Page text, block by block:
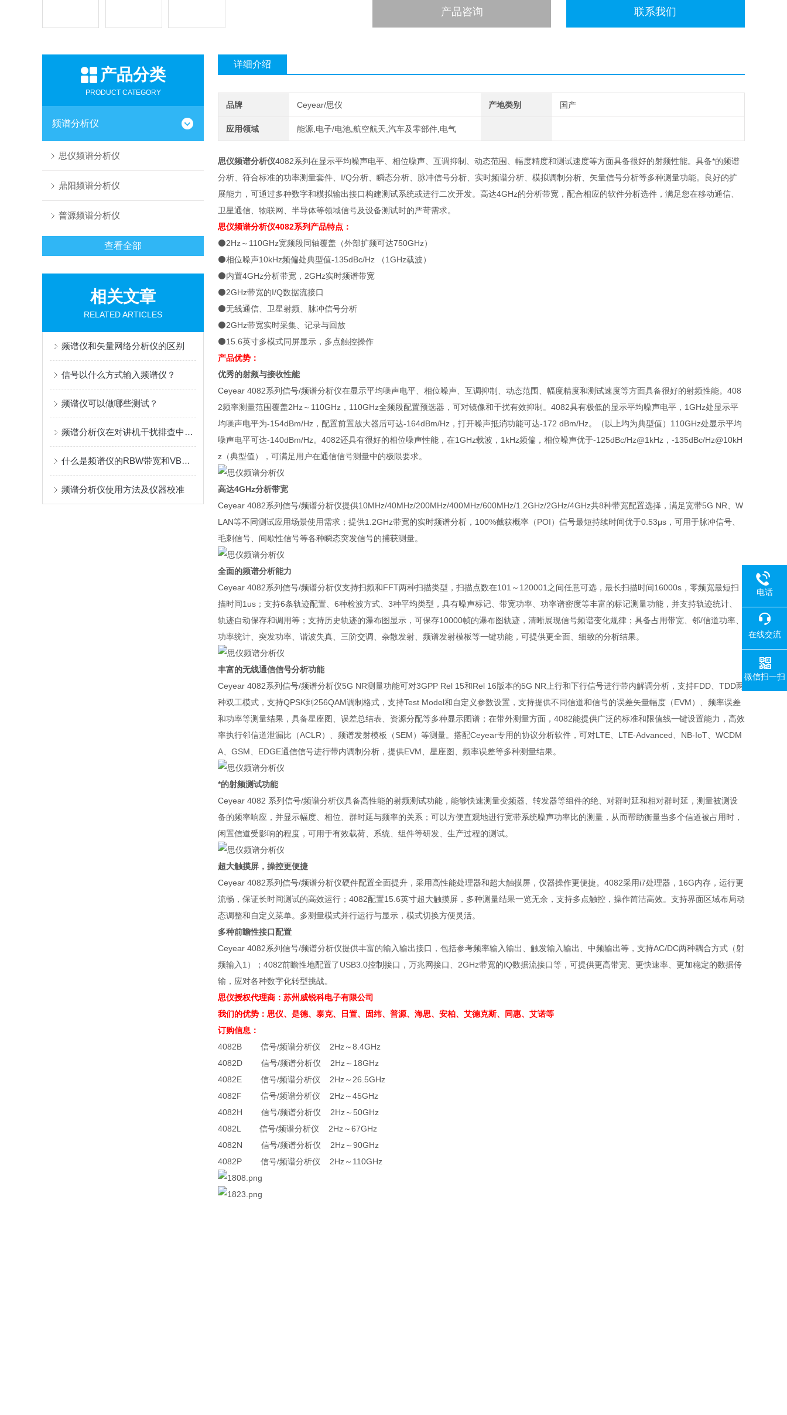
产品咨询 联系我们
产品分类
PRODUCT CATEGORY
频谱分析仪
思仪频谱分析仪
鼎阳频谱分析仪
普源频谱分析仪
查看全部
相关文章
RELATED ARTICLES
频谱仪和矢量网络分析仪的区别
信号以什么方式输入频谱仪？
频谱仪可以做哪些测试？
频谱分析仪在对讲机干扰排查中的应用指南
什么是频谱仪的RBW带宽和VBW带宽?有什么区别？
频谱分析仪使用方法及仪器校准
详细介绍
品牌 Ceyear/思仪 产地类别 国产
应用领域 能源,电子/电池,航空航天,汽车及零部件,电气
思仪频谱分析仪4082系列在显示平均噪声电平、相位噪声、互调抑制、动态范围、幅度精度和测试速度等方面具备很好的射频性能。具备*的频谱
分析、符合标准的功率测量套件、I/Q分析、瞬态分析、脉冲信号分析、实时频谱分析、模拟调制分析、矢量信号分析等多种测量功能。良好的扩
展能力，可通过多种数字和模拟输出接口构建测试系统或进行二次开发。高达4GHz的分析带宽，配合相应的软件分析选件，满足您在移动通信、
卫星通信、物联网、半导体等领域信号及设备测试时的严苛需求。
思仪频谱分析仪4082系列 产品特点：
⚫2Hz～110GHz宽频段同轴覆盖（外部扩频可达750GHz）
⚫相位噪声10kHz频偏处典型值-135dBc/Hz （1GHz载波）
⚫内置4GHz分析带宽，2GHz实时频谱带宽
⚫2GHz带宽的I/Q数据流接口
⚫无线通信、卫星射频、脉冲信号分析
⚫2GHz带宽实时采集、记录与回放
⚫15.6英寸多模式同屏显示，多点触控操作
产品优势：
优秀的射频与接收性能
Ceyear 4082系列信号/频谱分析仪在显示平均噪声电平、相位噪声、互调抑制、动态范围、幅度精度和测试速度等方面具备很好的射频性能。408
2频率测量范围覆盖2Hz～110GHz，110GHz全频段配置预选器，可对镜像和干扰有效抑制。4082具有极低的显示平均噪声电平，1GHz处显示平
均噪声电平为-154dBm/Hz，配置前置放大器后可达-164dBm/Hz，打开噪声抵消功能可达-172 dBm/Hz。（以上均为典型值）110GHz处显示平均
噪声电平可达-140dBm/Hz。4082还具有很好的相位噪声性能，在1GHz载波，1kHz频偏，相位噪声优于-125dBc/Hz@1kHz，-135dBc/Hz@10kH
z（典型值），可满足用户在通信信号测量中的极限要求。
高达4GHz分析带宽
Ceyear 4082系列信号/频谱分析仪提供10MHz/40MHz/200MHz/400MHz/600MHz/1.2GHz/2GHz/4GHz共8种带宽配置选择，满足宽带5G NR、W
LAN等不同测试应用场景使用需求；提供1.2GHz带宽的实时频谱分析，100%截获概率（POI）信号最短持续时间优于0.53μs，可用于脉冲信号、
毛刺信号、间歇性信号等各种瞬态突发信号的捕获测量。
全面的频谱分析能力
Ceyear 4082系列信号/频谱分析仪支持扫频和FFT两种扫描类型，扫描点数在101～120001之间任意可选，最长扫描时间16000s，零频宽最短扫
描时间1us；支持6条轨迹配置、6种检波方式、3种平均类型，具有噪声标记、带宽功率、功率谱密度等丰富的标记测量功能，并支持轨迹统计、
轨迹自动保存和调用等；支持历史轨迹的瀑布图显示，可保存10000帧的瀑布图轨迹，清晰展现信号频谱变化规律；具备占用带宽、邻/信道功率、
功率统计、突发功率、谐波失真、三阶交调、杂散发射、频谱发射模板等一键功能，可提供更全面、细致的分析结果。
丰富的无线通信信号分析功能
Ceyear 4082系列信号/频谱分析仪5G NR测量功能可对3GPP Rel 15和Rel 16版本的5G NR上行和下行信号进行带内解调分析，支持FDD、TDD两
种双工模式，支持QPSK到256QAM调制格式，支持Test Model和自定义参数设置，支持提供不同信道和信号的误差矢量幅度（EVM）、频率误差
和功率等测量结果，具备星座图、误差总结表、资源分配等多种显示图谱；在带外测量方面，4082能提供广泛的标准和限值线一键设置能力，高效
率执行邻信道泄漏比（ACLR）、频谱发射模板（SEM）等测量。搭配Ceyear专用的协议分析软件，可对LTE、LTE-Advanced、NB-IoT、WCDM
A、GSM、EDGE通信信号进行带内调制分析，提供EVM、星座图、频率误差等多种测量结果。
*的射频测试功能
Ceyear 4082 系列信号/频谱分析仪具备高性能的射频测试功能，能够快速测量变频器、转发器等组件的绝、对群时延和相对群时延，测量被测设
备的频率响应，并显示幅度、相位、群时延与频率的关系；可以方便直观地进行宽带系统噪声功率比的测量，从而帮助衡量当多个信道被占用时，
闲置信道受影响的程度，可用于有效载荷、系统、组件等研发、生产过程的测试。
超大触摸屏，操控更便捷
Ceyear 4082系列信号/频谱分析仪硬件配置全面提升，采用高性能处理器和超大触摸屏，仪器操作更便捷。4082采用i7处理器，16G内存，运行更
流畅，保证长时间测试的高效运行；4082配置15.6英寸超大触摸屏，多种测量结果一览无余，支持多点触控，操作简洁高效。支持界面区域布局动
态调整和自定义菜单。多测量模式并行运行与显示，模式切换方便灵活。
多种前瞻性接口配置
Ceyear 4082系列信号/频谱分析仪提供丰富的输入输出接口，包括参考频率输入输出、触发输入输出、中频输出等，支持AC/DC两种耦合方式（射
频输入1）；4082前瞻性地配置了USB3.0控制接口，万兆网接口、2GHz带宽的IQ数据流接口等，可提供更高带宽、更快速率、更加稳定的数据传
输，应对各种数字化转型挑战。
思仪授权代理商：苏州威锐科电子有限公司
我们的优势：思仪、是德、泰克、日置、固纬、 普源、 海思、安柏、艾德克斯、同惠、艾诺等
订购信息：
4082B 信号/频谱分析仪 2Hz～8.4GHz
4082D 信号/频谱分析仪 2Hz～18GHz
4082E 信号/频谱分析仪 2Hz～26.5GHz
4082F 信号/频谱分析仪 2Hz～45GHz
4082H 信号/频谱分析仪 2Hz～50GHz
4082L 信号/频谱分析仪 2Hz～67GHz
4082N 信号/频谱分析仪 2Hz～90GHz
4082P 信号/频谱分析仪 2Hz～110GHz
电话
在线交流
微信扫一扫